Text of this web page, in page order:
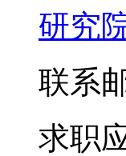
研究
联系
求职